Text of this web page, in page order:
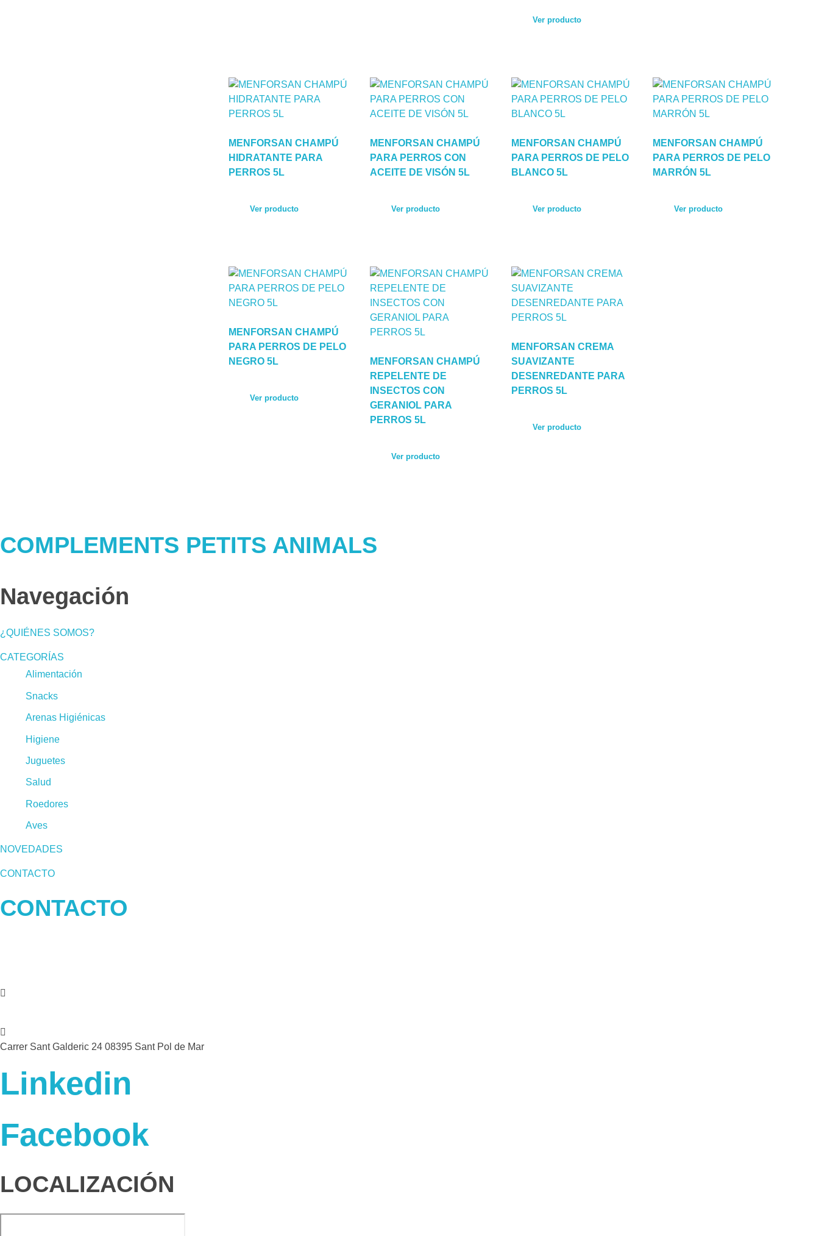
Ver producto
MENFORSAN CHAMPÚ
HIDRATANTE PARA
PERROS 5L
Ver producto
MENFORSAN CHAMPÚ
PARA PERROS CON
ACEITE DE VISÓN 5L
Ver producto
MENFORSAN CHAMPÚ
PARA PERROS DE PELO
BLANCO 5L
Ver producto
MENFORSAN CHAMPÚ
PARA PERROS DE PELO
MARRÓN 5L
Ver producto
MENFORSAN CHAMPÚ
PARA PERROS DE PELO
NEGRO 5L
Ver producto
MENFORSAN CHAMPÚ
REPELENTE DE
INSECTOS CON
GERANIOL PARA
PERROS 5L
Ver producto
MENFORSAN CREMA
SUAVIZANTE
DESENREDANTE PARA
PERROS 5L
Ver producto
COMPLEMENTS PETITS ANIMALS
Navegación
¿QUIÉNES SOMOS?
CATEGORÍAS
Alimentación
Snacks
Arenas Higiénicas
Higiene
Juguetes
Salud
Roedores
Aves
NOVEDADES
CONTACTO
CONTACTO
Carrer Sant Galderic 24 08395 Sant Pol de Mar
Linkedin
Facebook
LOCALIZACIÓN